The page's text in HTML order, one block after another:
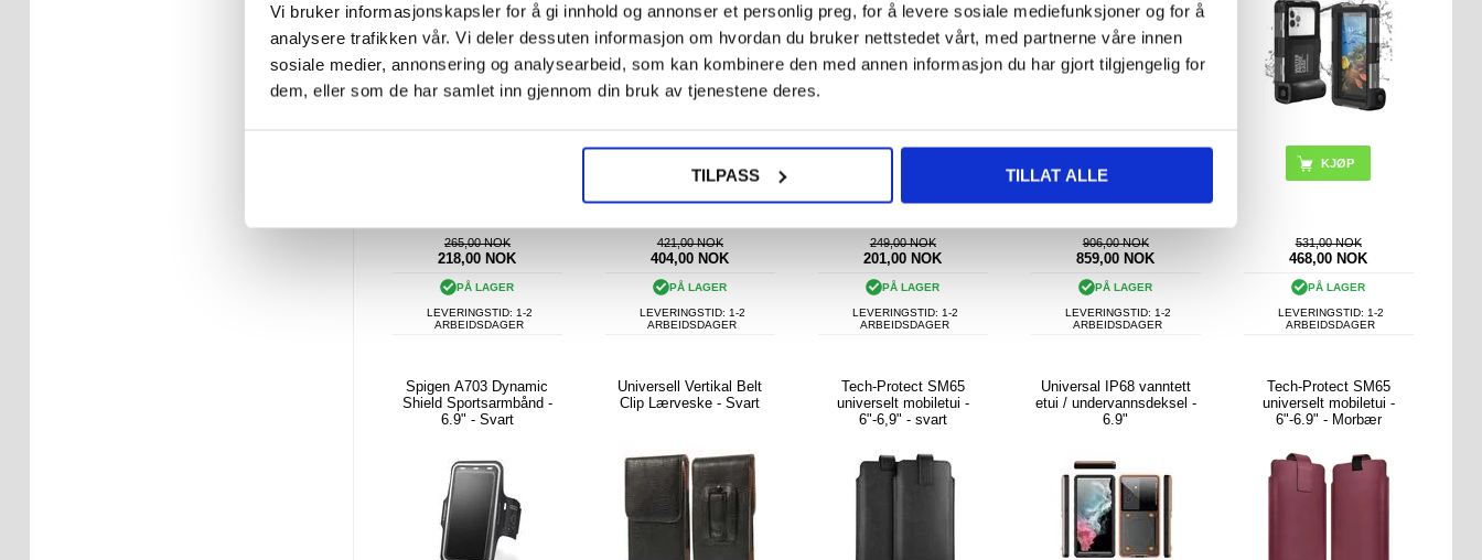
Vi bruker informasjonskapsler for å gi innhold og annonser et personlig preg, for å levere sosiale mediefunksjoner og for å
analysere trafikken vår. Vi deler dessuten informasjon om hvordan du bruker nettstedet vårt, med partnerne våre innen
sosiale medier, annonsering og analysearbeid, som kan kombinere den med annen informasjon du har gjort tilgjengelig for
dem, eller som de har samlet inn gjennom din bruk av tjenestene deres.
TILPASS TILLAT ALLE
265,00 NOK
218,00 NOK
PÅ LAGER
LEVERINGSTID: 1-2
ARBEIDSDAGER
421,00 NOK
404,00 NOK
PÅ LAGER
LEVERINGSTID: 1-2
ARBEIDSDAGER
249,00 NOK
201,00 NOK
PÅ LAGER
LEVERINGSTID: 1-2
ARBEIDSDAGER
906,00 NOK
859,00 NOK
PÅ LAGER
LEVERINGSTID: 1-2
ARBEIDSDAGER
KJØP
531,00 NOK
468,00 NOK
PÅ LAGER
LEVERINGSTID: 1-2
ARBEIDSDAGER
Spigen A703 Dynamic
Shield Sportsarmbånd -
6.9" - Svart
Universell Vertikal Belt
Clip Lærveske - Svart
Tech-Protect SM65
universelt mobiletui -
6"-6,9" - svart
Universal IP68 vanntett
etui / undervannsdeksel -
6.9"
Tech-Protect SM65
universelt mobiletui -
6"-6.9" - Morbær